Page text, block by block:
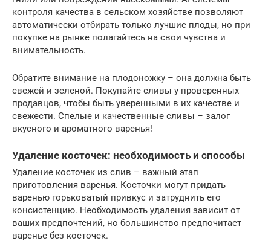
контроля качества в сельском хозяйстве позволяют
автоматически отбирать только лучшие плоды, но при
покупке на рынке полагайтесь на свои чувства и
внимательность.
Обратите внимание на плодоножку – она должна быть
свежей и зеленой. Покупайте сливы у проверенных
продавцов, чтобы быть уверенными в их качестве и
свежести. Спелые и качественные сливы – залог
вкусного и ароматного варенья!
Удаление косточек: необходимость и способы
Удаление косточек из слив – важный этап
приготовления варенья. Косточки могут придать
варенью горьковатый привкус и затруднить его
консистенцию. Необходимость удаления зависит от
ваших предпочтений, но большинство предпочитает
варенье без косточек.